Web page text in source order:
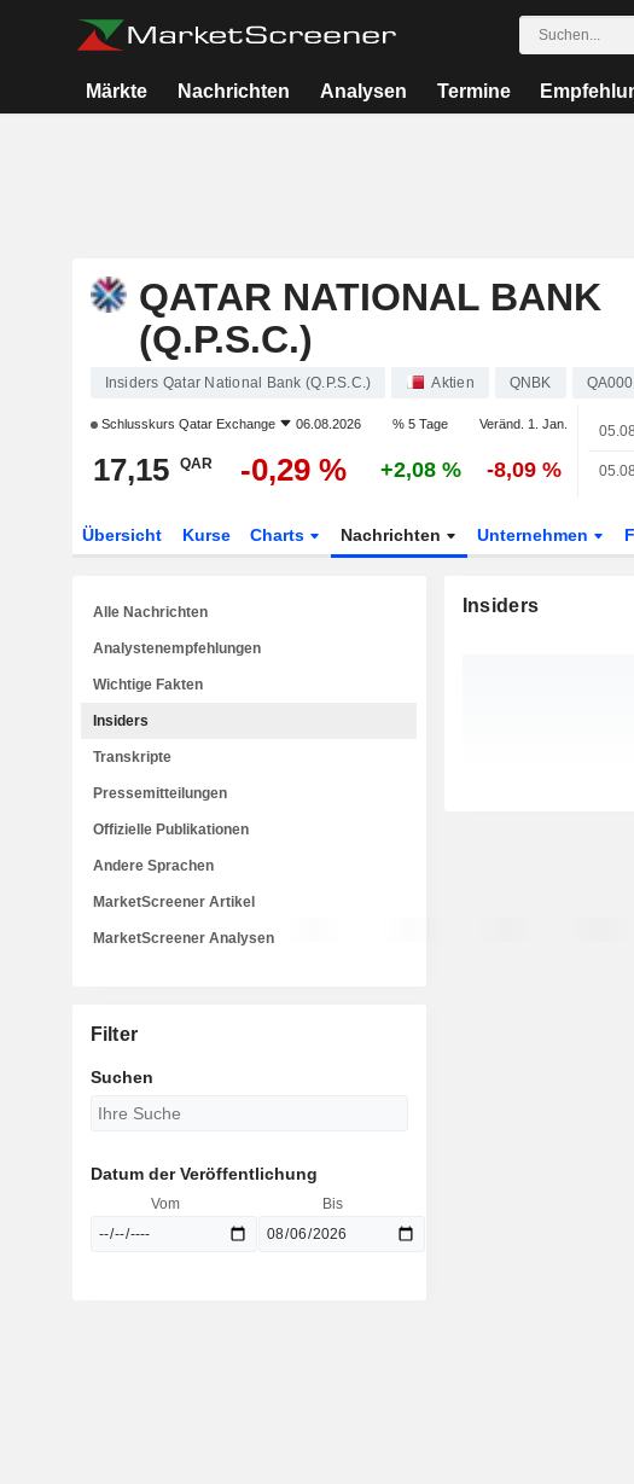
Märkte Nachrichten Analysen Termine
QATAR NATIONAL BANK
(Q.P.S.C.)
Insiders Qatar National Bank (Q.P.S.C.) Aktien QNBK
Schlusskurs Qatar Exchange 06.08.2026 % 5 Tage Veränd. 1. Jan.
17,15 QAR -0,29 % +2,08 % -8,09 %
Übersicht Kurse Charts Nachrichten Unternehmen
Insiders
Alle Nachrichten
Analystenempfehlungen
Wichtige Fakten
Insiders
Transkripte
Pressemitteilungen
Offizielle Publikationen
Andere Sprachen
MarketScreener Artikel
MarketScreener Analysen
Filter
Suchen
Datum der Veröffentlichung
Vom Bis